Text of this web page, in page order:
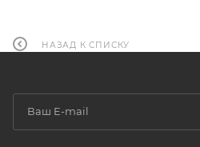
НАЗАД К СПИСКУ